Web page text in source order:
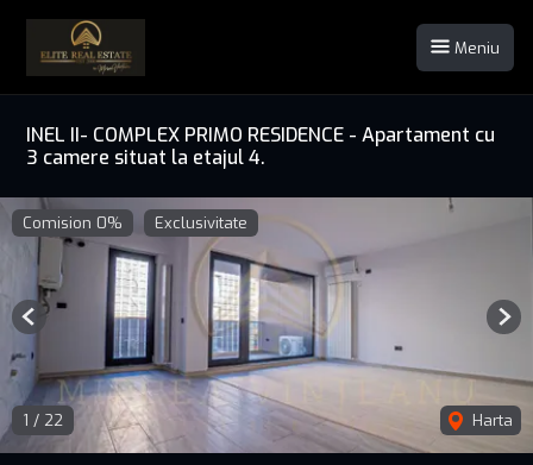
Meniu
INEL II- COMPLEX PRIMO RESIDENCE - Apartament cu
3 camere situat la etajul 4.
Comision 0% Exclusivitate
1 / 22 Harta
Previous